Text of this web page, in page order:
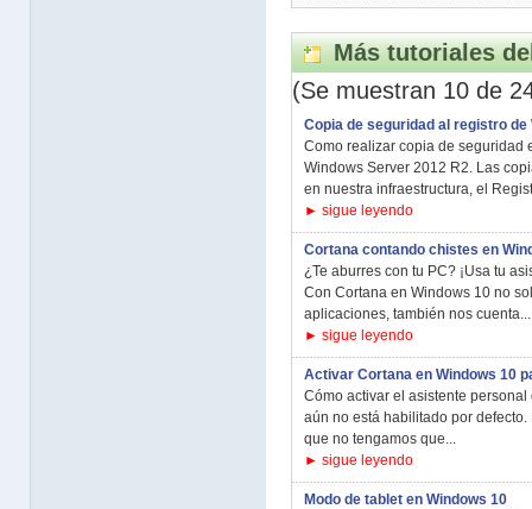
Más tutoriales
(Se muestran 10 de
Copia de seguridad al registro de
Como realizar copia de seguridad
Windows Server 2012 R2. Las
en nuestra infraestructura, el
► sigue leyendo
Cortana contando chistes en
¿Te aburres con tu PC? ¡Usa tu
Con Cortana en Windows 10 no
aplicaciones, también nos cuenta...
► sigue leyendo
Activar Cortana en Windows 10
Cómo activar el asistente
aún no está habilitado por
que no tengamos que...
► sigue leyendo
Modo de tablet en Windows 10